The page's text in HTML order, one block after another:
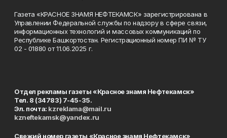
Газета «КРАСНОЕ ЗНАМЯ НЕФТЕКАМСК» зарегистрирована в
Управлении Федеральной службы по надзору в сфере связи,
информационных технологий и массовых коммуникаций по
Республике Башкортостан. Регистрационный номер ПИ № ТУ
02 - 01880 от 11.06.2025 г.
Отдел рекламы газеты «Красное знамя Нефтекамск»
Тел. 8 (34783) 7-45-35.
Эл. почта: kzreklama@mail.ru
kzneftekamsk@yandex.ru
Свежий номер газеты «Красное знамя Нефтекамск»